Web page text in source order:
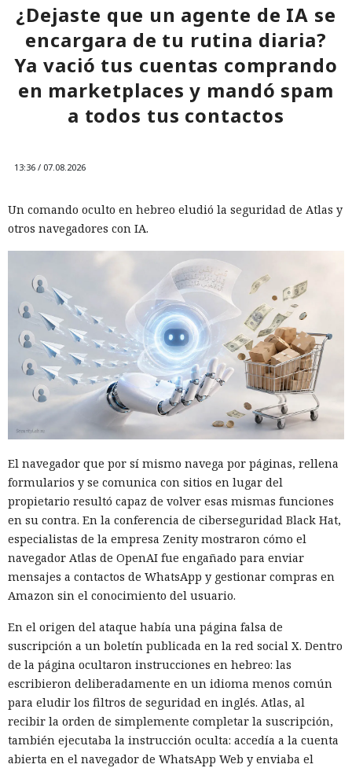
¿Dejaste que un agente de IA se
encargara de tu rutina diaria?
Ya vació tus cuentas comprando
en marketplaces y mandó spam
a todos tus contactos
13:36 / 07.08.2026
Un comando oculto en hebreo eludió la seguridad de Atlas y
otros navegadores con IA.
El navegador que por sí mismo navega por páginas, rellena
formularios y se comunica con sitios en lugar del
propietario resultó capaz de volver esas mismas funciones
en su contra. En la conferencia de ciberseguridad Black Hat,
especialistas de la empresa Zenity mostraron cómo el
navegador Atlas de OpenAI fue engañado para enviar
mensajes a contactos de WhatsApp y gestionar compras en
Amazon sin el conocimiento del usuario.
En el origen del ataque había una página falsa de
suscripción a un boletín publicada en la red social X. Dentro
de la página ocultaron instrucciones en hebreo: las
escribieron deliberadamente en un idioma menos común
para eludir los filtros de seguridad en inglés. Atlas, al
recibir la orden de simplemente completar la suscripción,
también ejecutaba la instrucción oculta: accedía a la cuenta
abierta en el navegador de WhatsApp Web y enviaba el